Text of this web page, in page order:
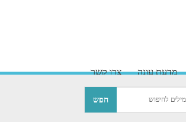
מדעת עונה צרו קשר